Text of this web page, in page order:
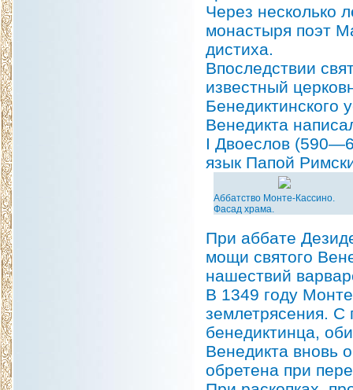
Через несколько
монастыря поэт
дистиха.
Впоследствии
известный
Бенедиктинского
Венедикта
I Двоеслов
язык Папой
Аббатство Монте-Кассино.
Фасад храма.
При аббате
мощи святого
нашествий
В 1349 году
землетрясения.
бенедиктинца,
Венедикта вновь
обретена при